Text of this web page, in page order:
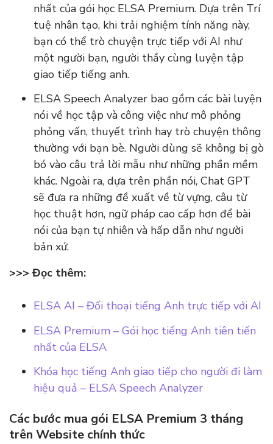
nhất của gói học ELSA Premium. Dựa trên Trí
tuệ nhân tạo, khi trải nghiệm tính năng này,
bạn có thể trò chuyện trực tiếp với AI như
một người bạn, người thầy cùng luyện tập
giao tiếp tiếng anh.
ELSA Speech Analyzer bao gồm các bài luyện
nói về học tập và công việc như mô phỏng
phỏng vấn, thuyết trình hay trò chuyện thông
thường với bạn bè. Người dùng sẽ không bị gò
bó vào câu trả lời mẫu như những phần mềm
khác. Ngoài ra, dựa trên phần nói, Chat GPT
sẽ đưa ra những đề xuất về từ vựng, câu từ
học thuật hơn, ngữ pháp cao cấp hơn để bài
nói của bạn tự nhiên và hấp dẫn như người
bản xứ.
>>> Đọc thêm:
ELSA AI – Đối thoại tiếng Anh trực tiếp với AI
ELSA Premium – Gói học tiếng Anh tiên tiến
nhất của ELSA
Khóa học tiếng Anh giao tiếp cho người đi làm
hiệu quả – ELSA Speech Analyzer
Các bước mua gói ELSA Premium 3 tháng
trên Website chính thức